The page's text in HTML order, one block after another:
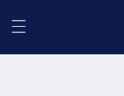
conținut